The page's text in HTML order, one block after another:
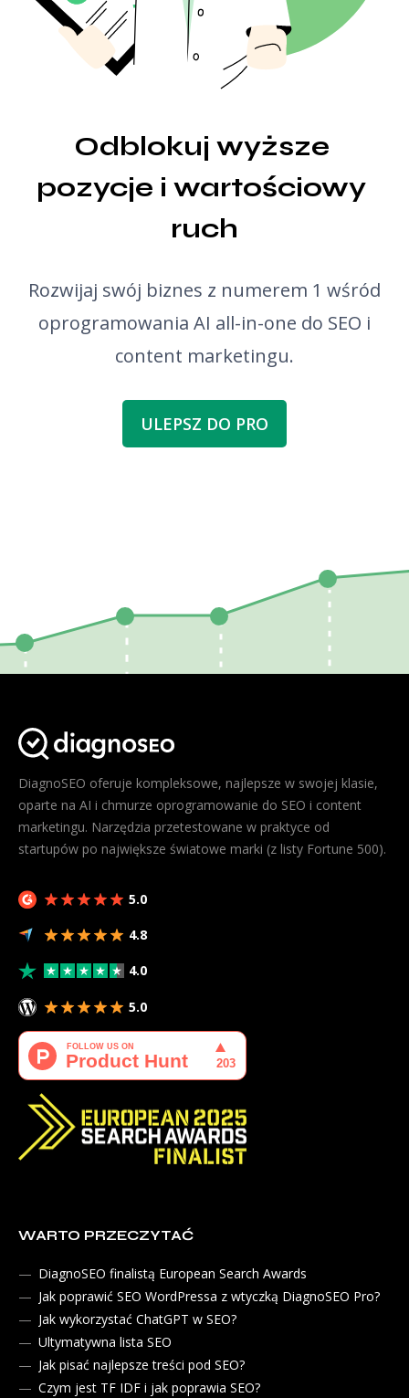
Podgląd snippetów
Generator pomysłów na wpisy blogowe
Odblokuj wyższe
pozycje i wartościowy
ruch
Rozwijaj swój biznes z numerem 1 wśród
oprogramowania AI all-in-one do SEO i
content marketingu.
ULEPSZ DO PRO
DiagnoSEO oferuje kompleksowe, najlepsze w swojej klasie,
oparte na AI i chmurze oprogramowanie do SEO i content
marketingu. Narzędzia przetestowane w praktyce od
startupów po największe światowe marki (z listy Fortune 500).
5.0
4.8
4.0
5.0
WARTO PRZECZYTAĆ
DiagnoSEO finalistą European Search Awards
Jak poprawić SEO WordPressa z wtyczką DiagnoSEO Pro?
Jak wykorzystać ChatGPT w SEO?
Ultymatywna lista SEO
Jak pisać najlepsze treści pod SEO?
Czym jest TF IDF i jak poprawia SEO?